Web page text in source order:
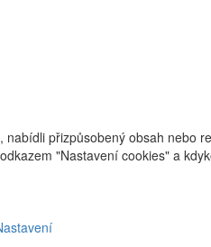
přizpůsobený obsah nebo
"Nastavení cookies" a